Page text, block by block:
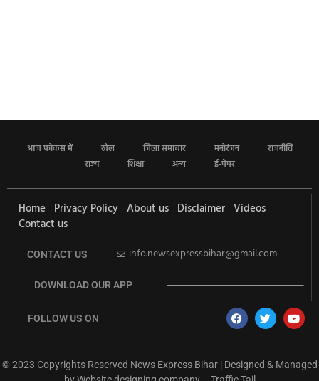
आज फोकस में खेल जिला समाचार मनोरंजन
राजनीति
राज्य
शिक्षा अन्य ई-पेपर
Home Privacy Policy About us Disclaimer Videos
Contact us
CONTACT US info.newsexpressbihar@gmail.com
DOWNLOAD OUR APP
FOLLOW US ON
© 2023 Copyrights Reserved News Express Bihar | Designed & Managed